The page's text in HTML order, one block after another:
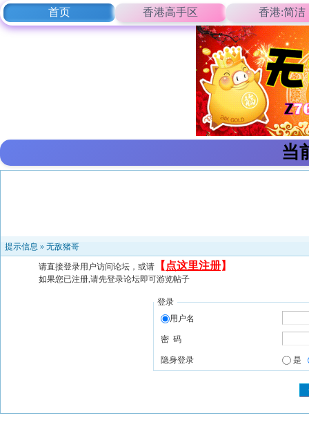
首页 香港高手区 香港:简洁
当
提示信息 » 无敌猪哥
请直接登录用户访问论坛，或请 【 点这里注册】
如果您已注册,请先登录论坛即可游览帖子
登录
用户名
密 码
隐身登录 是